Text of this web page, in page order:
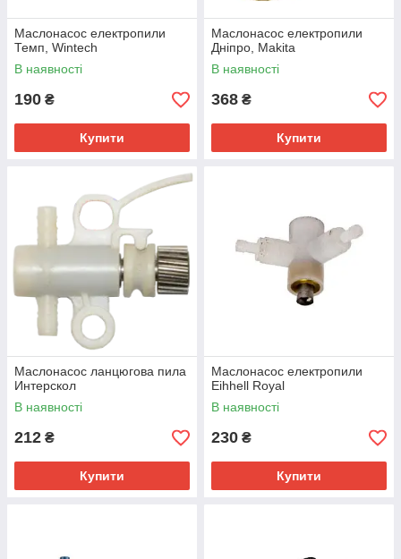
Маслонасос електропили
Темп, Wintech
В наявності
190 ₴
Купити
Маслонасос електропили
Дніпро, Makita
В наявності
368 ₴
Купити
Маслонасос ланцюгова пила
Интерскол
В наявності
212 ₴
Купити
Маслонасос електропили
Eihhell Royal
В наявності
230 ₴
Купити